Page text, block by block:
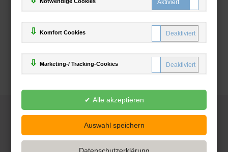
Komfort Cookies
Marketing-/ Tracking-Cookies
Deutsche-Buchhandlung.de
www.deutsche-buchhandlung.de ist ein Angebot der
Handelsgesellschaft mbH
Powered by Inooga